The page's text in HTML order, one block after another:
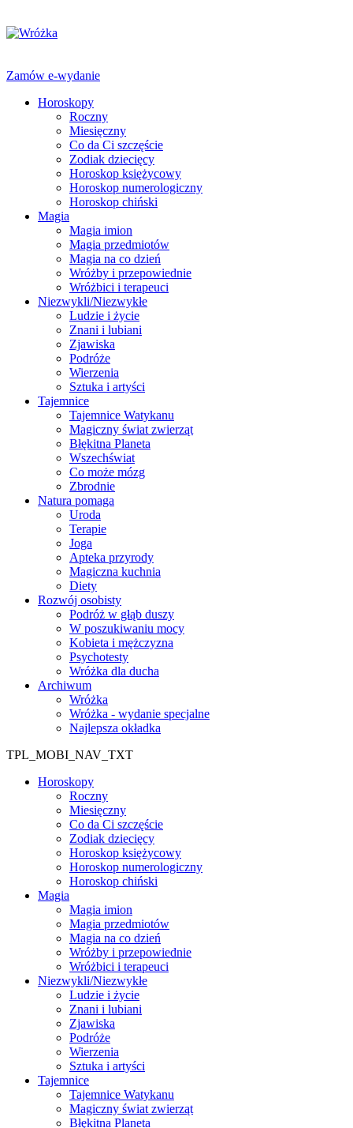
Zamów e-wydanie
Horoskopy
Roczny
Miesięczny
Co da Ci szczęście
Zodiak dziecięcy
Horoskop księżycowy
Horoskop numerologiczny
Horoskop chiński
Magia
Magia imion
Magia przedmiotów
Magia na co dzień
Wróżby i przepowiednie
Wróżbici i terapeuci
Niezwykli/Niezwykłe
Ludzie i życie
Znani i lubiani
Zjawiska
Podróże
Wierzenia
Sztuka i artyści
Tajemnice
Tajemnice Watykanu
Magiczny świat zwierząt
Błękitna Planeta
Wszechświat
Co może mózg
Zbrodnie
Natura pomaga
Uroda
Terapie
Joga
Apteka przyrody
Magiczna kuchnia
Diety
Rozwój osobisty
Podróż w głąb duszy
W poszukiwaniu mocy
Kobieta i mężczyzna
Psychotesty
Wróżka dla ducha
Archiwum
Wróżka
Wróżka - wydanie specjalne
Najlepsza okładka
TPL_MOBI_NAV_TXT
Horoskopy
Roczny
Miesięczny
Co da Ci szczęście
Zodiak dziecięcy
Horoskop księżycowy
Horoskop numerologiczny
Horoskop chiński
Magia
Magia imion
Magia przedmiotów
Magia na co dzień
Wróżby i przepowiednie
Wróżbici i terapeuci
Niezwykli/Niezwykłe
Ludzie i życie
Znani i lubiani
Zjawiska
Podróże
Wierzenia
Sztuka i artyści
Tajemnice
Tajemnice Watykanu
Magiczny świat zwierząt
Błękitna Planeta